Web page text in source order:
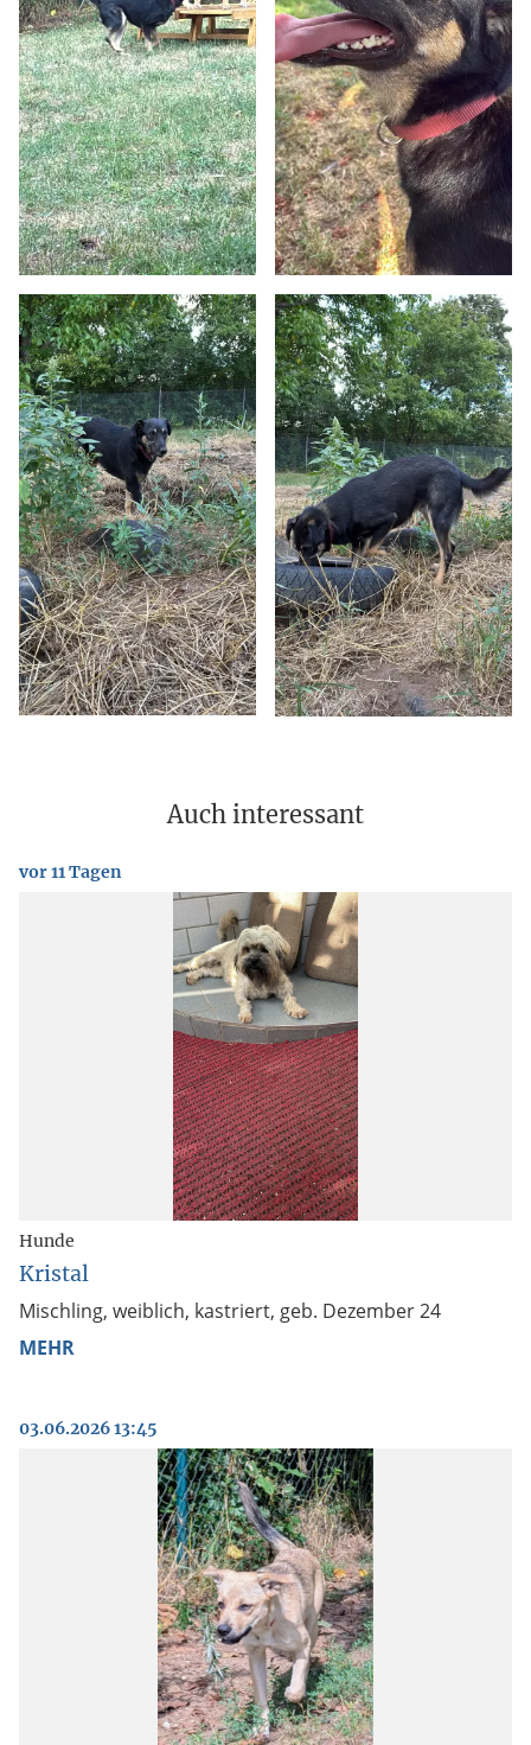
Auch interessant
vor 11 Tagen
Hunde
Kristal
Mischling, weiblich, kastriert, geb. Dezember 24
MEHR
03.06.2026 13:45